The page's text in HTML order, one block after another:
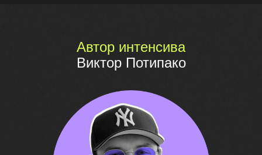
Автор интенсива
Виктор Потипако